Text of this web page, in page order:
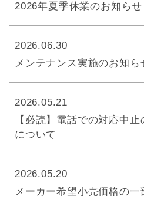
2026年夏季休業のお知らせ
2026.06.30
メンテナンス実施のお知ら
2026.05.21
【必読】電話での対応中
について
2026.05.20
メーカー希望小売価格の